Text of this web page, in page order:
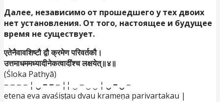
Далее, независимо от прошедшего у тех двоих
нет установления. От того, настоящее и будущее
время не существует.
एतेनैवावशिष्टौ द्वौ क्रमेण परिवर्तकौ।
उत्तमाधममध्यादीनेकत्वादींश्च लक्षयेत्॥४॥
(Śloka Pathyā)
− − − − ¦ ‿ − − − ¦¦ ‿ − ‿ ‿ ¦ ‿ − ‿ −
etena eva avaśiṣṭau dvau krameṇa parivartakau |